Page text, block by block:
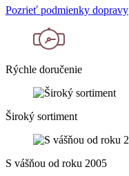
Pozrieť podmienky dopravy
Rýchle doručenie
Široký sortiment
S vášňou od roku 2005